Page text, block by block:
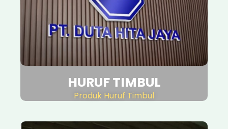
HURUF TIMBUL
Produk Huruf Timbul